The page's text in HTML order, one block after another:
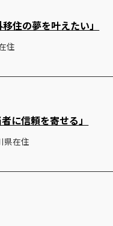
住の夢を叶えたい」
住
に信頼を寄せる」
在住